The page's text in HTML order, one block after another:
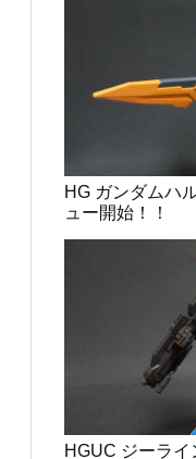
HG ガンダムハ
ュー開始！！
HGUC ジーラ